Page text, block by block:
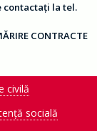
contactați la tel.
CONTRACTE
civilă
socială